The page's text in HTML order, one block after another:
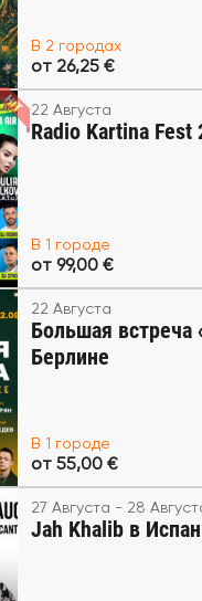
В 2 городах
от 26,25 €
22 Августа
Radio Kartina Fest
В 1 городе
от 99,00 €
22 Августа
Большая встреча
Берлине
В 1 городе
от 55,00 €
27 Августа - 28
Jah Khalib в